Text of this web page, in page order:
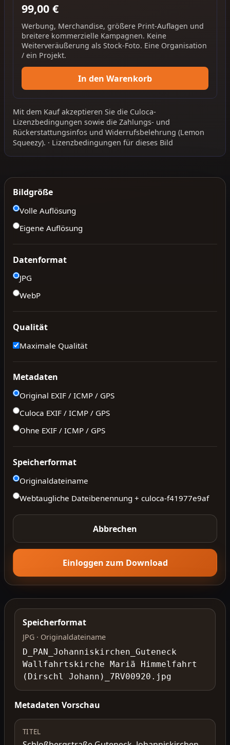
99,00 €
Werbung, Merchandise, größere Print-Auflagen und
breitere kommerzielle Kampagnen. Keine
Weiterveräußerung als Stock-Foto. Eine Organisation
/ ein Projekt.
In den Warenkorb
Mit dem Kauf akzeptieren Sie die Culoca-
Lizenzbedingungen sowie die Zahlungs- und
Rückerstattungsinfos und Widerrufsbelehrung (Lemon
Squeezy). · Lizenzbedingungen für dieses Bild
Bildgröße
Volle Auflösung
Eigene Auflösung
Datenformat
JPG
WebP
Qualität
Maximale Qualität
Metadaten
Original EXIF / ICMP / GPS
Culoca EXIF / ICMP / GPS
Ohne EXIF / ICMP / GPS
Speicherformat
Originaldateiname
Webtaugliche Dateibenennung + culoca-f41977e9af
Abbrechen
Einloggen zum Download
Speicherformat
JPG · Originaldateiname
D_PAN_Johanniskirchen_Guteneck
Wallfahrtskirche Mariä Himmelfahrt
(Dirschl Johann)_7RV00920.jpg
Metadaten Vorschau
TITEL